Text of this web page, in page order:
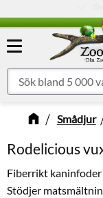
Meny
Smådjur
Rodelicious
Fiberrikt kaninfoder
Stödjer